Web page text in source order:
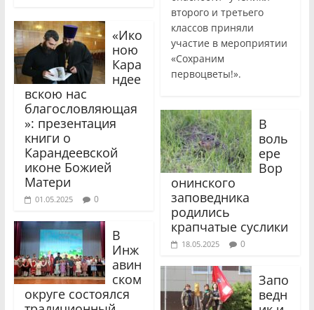
«Ико
ною
Кара
ндее
вскою нас
благословляющая
»: презентация
книги о
Карандеевской
иконе Божией
Матери
01.05.2025 0
В
Инж
авин
ском
округе состоялся
второго и третьего
классов приняли
участие в мероприятии
«Сохраним
первоцветы!».
В
воль
ере
Вор
онинского
заповедника
родились
крапчатые суслики
18.05.2025 0
Запо
ведн